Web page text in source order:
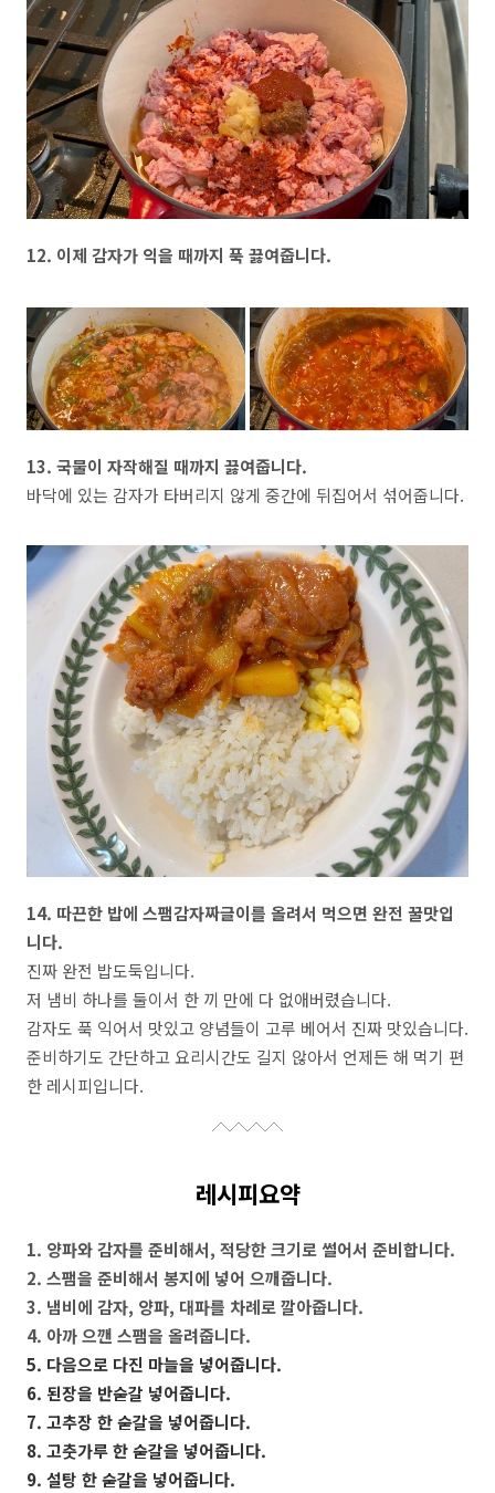
12. 이제 감자가 익을 때까지 푹 끓여줍니다.
13. 국물이 자작해질 때까지 끓여줍니다.
바닥에 있는 감자가 타버리지 않게 중간에 뒤집어서 섞어줍니다.
14. 따끈한 밥에 스팸감자짜글이를 올려서 먹으면 완전 꿀맛입
니다.
진짜 완전 밥도둑입니다.
저 냄비 하나를 둘이서 한 끼 만에 다 없애버렸습니다.
감자도 푹 익어서 맛있고 양념들이 고루 베어서 진짜 맛있습니다.
준비하기도 간단하고 요리시간도 길지 않아서 언제든 해 먹기 편
한 레시피입니다.
레시피요약
1. 양파와 감자를 준비해서, 적당한 크기로 썰어서 준비합니다.
2. 스팸을 준비해서 봉지에 넣어 으깨줍니다.
3. 냄비에 감자, 양파, 대파를 차례로 깔아줍니다.
4. 아까 으깬 스팸을 올려줍니다.
5. 다음으로 다진 마늘을 넣어줍니다.
6. 된장을 반숟갈 넣어줍니다.
7. 고추장 한 숟갈을 넣어줍니다.
8. 고춧가루 한 숟갈을 넣어줍니다.
9. 설탕 한 숟갈을 넣어줍니다.